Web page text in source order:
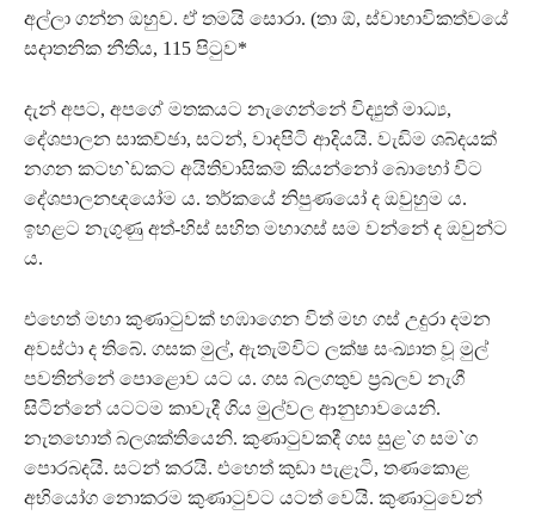
අල්ලා ගන්න ඔහුව. ඒ තමයි සොරා. (තා ඕ, ස්වාභාවිකත්වයේ
සදාතනික නීතිය, 115 පිටුව*
දැන් අපට, අපගේ මතකයට නැගෙන්නේ විද්‍යුත් මාධ්‍ය,
දේශපාලන සාකච්ඡා, සටන්, වාදපිටි ආදියයි. වැඩිම ශබ්දයක්
නගන කටහ`ඩකට අයිතිවාසිකම් කියන්නෝ බොහෝ විට
දේශපාලනඥයෝම ය. තර්කයේ නිපුණයෝ ද ඔවුහුම ය.
ඉහළට නැගුණු අත්-හිස් සහිත මහාගස් සම වන්නේ ද ඔවුන්ට
ය.
එහෙත් මහා කුණාටුවක් හඹාගෙන විත් මහ ගස් උදුරා දමන
අවස්ථා ද තිබේ. ගසක මුල්, ඇතැම්විට ලක්ෂ සංඛ්‍යාත වූ මුල්
පවතින්නේ පොළොව යට ය. ගස බලගතුව ප‍්‍රබලව නැගී
සිටින්නේ යටටම කාවැදී ගිය මුල්වල ආනුභාවයෙනි.
නැතහොත් බලශක්තියෙනි. කුණාටුවකදී ගස සුළ`ග සම`ග
පොරබදයි. සටන් කරයි. එහෙත් කුඩා පැළෑටි, තණකොළ
අභියෝග නොකරම කුණාටුවට යටත් වෙයි. කුණාටුවෙන්